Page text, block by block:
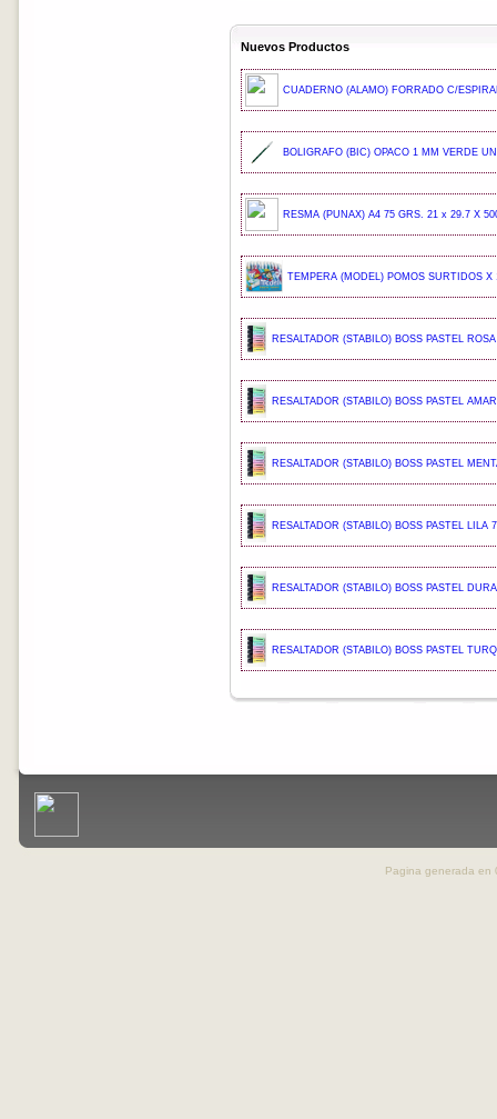
Nuevos Productos
CUADERNO (ALAMO) FORRADO C/
BOLIGRAFO (BIC) OPACO 1 MM VERDE
RESMA (PUNAX) A4 75 GRS. 21 x 29.7 X
TEMPERA (MODEL) POMOS SURTIDOS X
RESALTADOR (STABILO) BOSS PASTEL
RESALTADOR (STABILO) BOSS PASTEL
RESALTADOR (STABILO) BOSS PASTEL
RESALTADOR (STABILO) BOSS PASTEL LILA
RESALTADOR (STABILO) BOSS PASTEL
RESALTADOR (STABILO) BOSS PASTEL
Pagina generada en